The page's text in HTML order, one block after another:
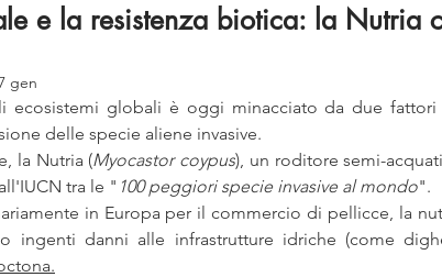
e la resistenza biotica: la Nutria
gen
ecosistemi globali è oggi minacciato da due
delle specie aliene invasive.
la Nutria (Myocastor coypus), un roditore semi-
tra le " 100 peggiori specie invasive al mondo".
in Europa per il commercio di pellicce, la
ingenti danni alle infrastrutture idriche (come